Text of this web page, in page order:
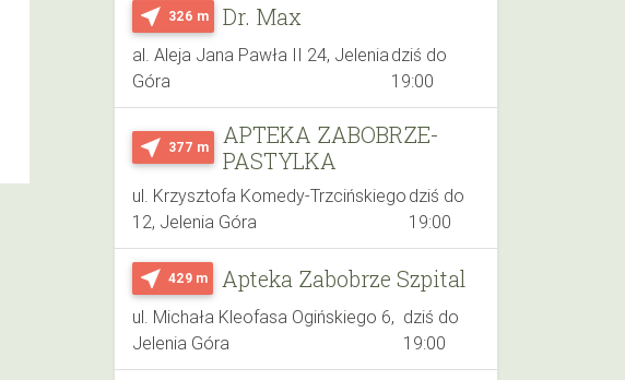
near_me 326 m Dr. Max
al. Aleja Jana Pawła II 24, Jelenia
Góra
dziś do
19:00
near_me 377 m
APTEKA ZABOBRZE-
PASTYLKA
ul. Krzysztofa Komedy-Trzcińskiego
12, Jelenia Góra
dziś do
19:00
near_me 429 m Apteka Zabobrze Szpital
ul. Michała Kleofasa Ogińskiego 6,
Jelenia Góra
dziś do
19:00